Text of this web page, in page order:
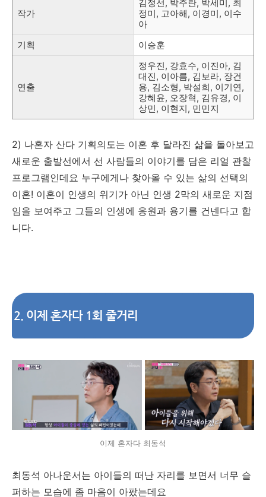
작가
김정선, 박주란, 박세미, 최
정미, 고아해, 이경미, 이수
아
기획
이승훈
연출
정우진, 강효수, 이진아, 김
대진, 이아름, 김보라, 장건
용, 김소형, 박설희, 이기연,
강혜윤, 오장혁, 김유경, 이
상민, 이현지, 민민지
2) 나혼자 산다 기획의도는 이혼 후 달라진 삶을 돌아보고
새로운 출발선에서 선 사람들의 이야기를 담은 리얼 관찰
프로그램인데요 누구에게나 찾아올 수 있는 삶의 선택의
이혼! 이혼이 인생의 위기가 아닌 인생 2막의 새로운 지점
임을 보여주고 그들의 인생에 응원과 용기를 건넨다고 합
니다.
2. 이제 혼자다 1회 줄거리
이제 혼자다 최동석
최동석 아나운서는 아이들의 떠난 자리를 보면서 너무 슬
퍼하는 모습에 좀 마음이 아팠는데요